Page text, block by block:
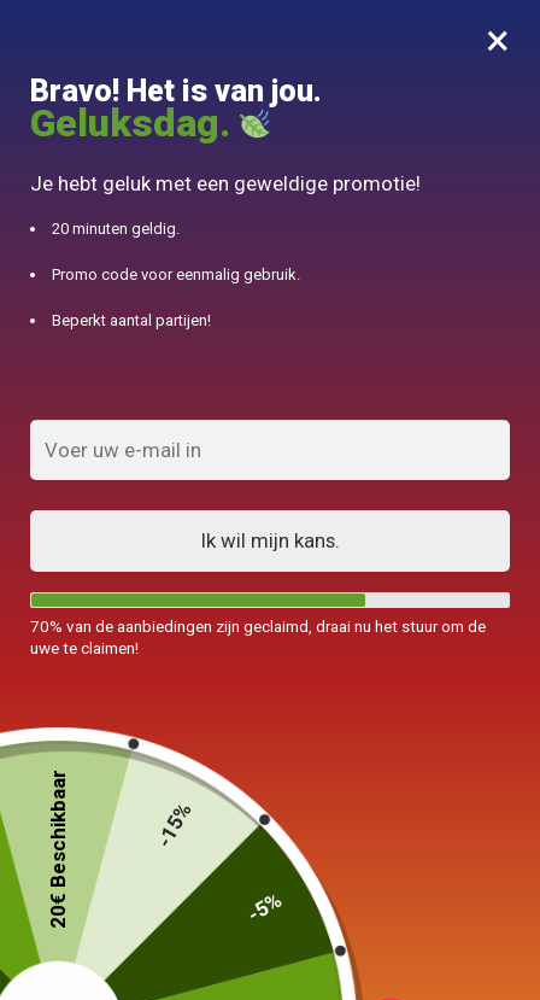
0
10% aangeboden voor 50€ aankopen met DJINN-code10
Theepot naar materiaal
FILTERS TONEN
Chinese theepot ontwerp in
glas 900ML
69,90
In winkelwagen
39,90
×
Bravo! Het is van jou.
Geluksdag.
Je hebt geluk met een geweldige promotie!
20 minuten geldig.
Promo code voor eenmalig gebruik.
Beperkt aantal partijen!
Ik wil mijn kans.
70% van de aanbiedingen zijn geclaimd, draai nu het stuur om de
uwe te claimen!
20€ Beschikbaar -15%
-5%